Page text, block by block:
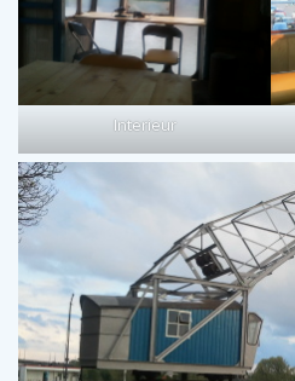
Interieur